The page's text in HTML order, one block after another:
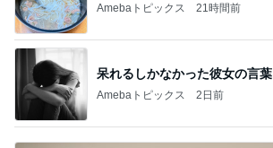
Amebaトピックス 21時間前
呆れるしかなかった彼女の言葉
Amebaトピックス 2日前